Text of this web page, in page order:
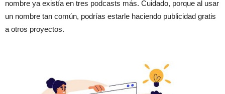
nombre ya existía en tres podcasts más. Cuidado, porque al usar
un nombre tan común, podrías estarle haciendo publicidad gratis
a otros proyectos.